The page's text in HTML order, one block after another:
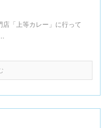
「上等カレー」に行って